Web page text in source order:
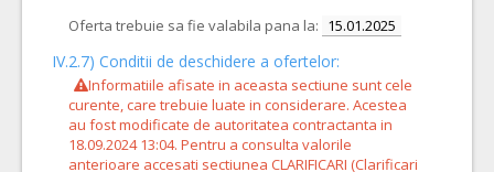
Oferta trebuie sa fie valabila pana la: 15.01.2025
IV.2.7) Conditii de deschidere a ofertelor:
Informatiile afisate in aceasta sectiune sunt cele
curente, care trebuie luate in considerare. Acestea
au fost modificate de autoritatea contractanta in
18.09.2024 13:04. Pentru a consulta valorile
anterioare accesati sectiunea CLARIFICARI (Clarificari